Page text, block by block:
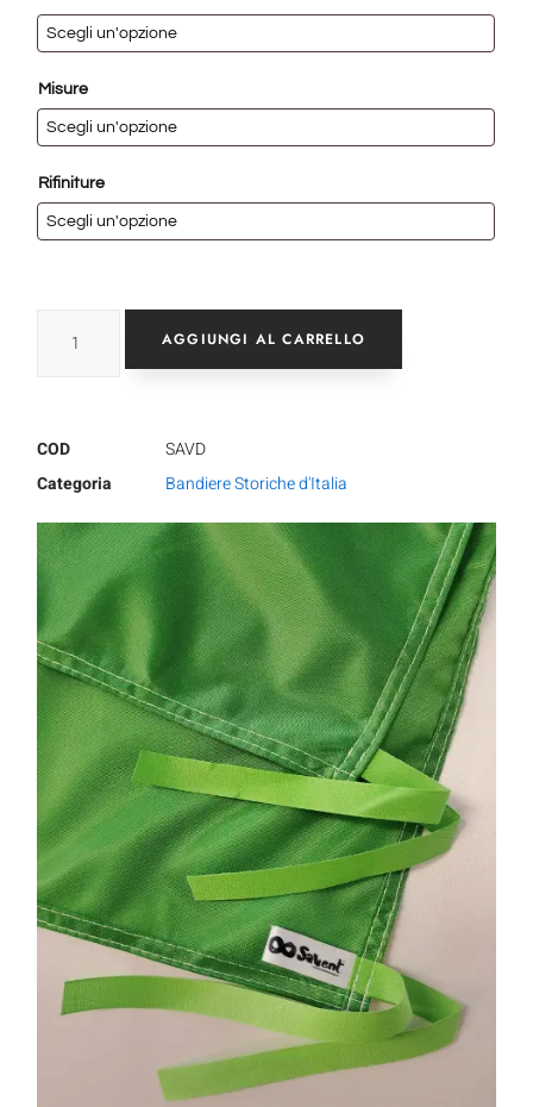
Misure
Rifiniture
AGGIUNGI AL CARRELLO
COD
SAVD
Categoria
Bandiere Storiche d'Italia